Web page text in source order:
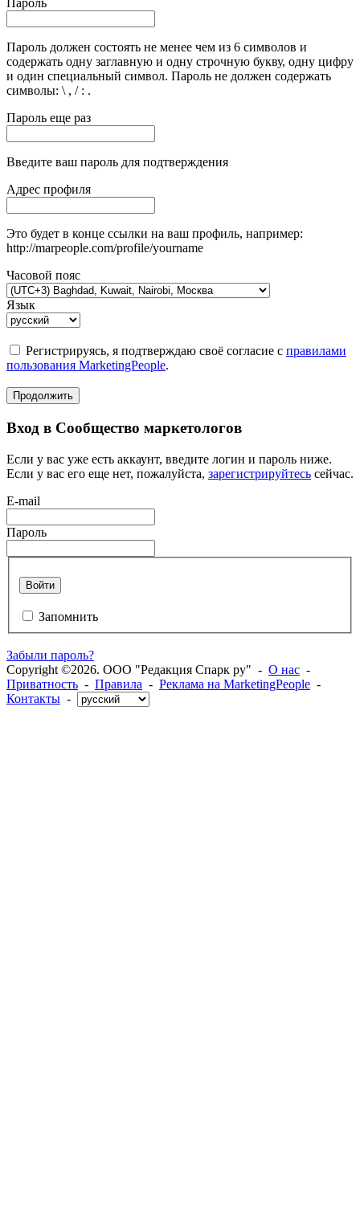
Пароль
Пароль должен состоять не менее чем из 6 символов и
содержать одну заглавную и одну строчную букву, одну цифру
и один специальный символ. Пароль не должен содержать
символы: \ , / : .
Пароль еще раз
Введите ваш пароль для подтверждения
Адрес профиля
Это будет в конце ссылки на ваш профиль, например:
http://marpeople.com/profile/yourname
Часовой пояс
Язык
Регистрируясь, я подтверждаю своё согласие с правилами
пользования MarketingPeople.
Продолжить
Вход в Сообщество маркетологов
Если у вас уже есть аккаунт, введите логин и пароль ниже.
Если у вас его еще нет, пожалуйста, зарегистрируйтесь сейчас.
E-mail
Пароль
Войти
Запомнить
Забыли пароль?
Copyright ©2026. ООО "Редакция Спарк ру" - О нас -
Приватность - Правила - Реклама на MarketingPeople -
Контакты -